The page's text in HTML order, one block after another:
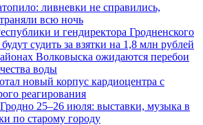
ливневки не справились,
всю ночь
и гендиректора Гродненского
судить за взятки на 1,8 млн рублей
Волковыска ожидаются перебои
воды
новый корпус кардиоцентра с
реагирования
25–26 июля: выставки, музыка в
по старому городу